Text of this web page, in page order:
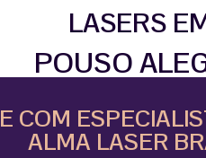
LASERS
POUSO
COM
ALMA LASER